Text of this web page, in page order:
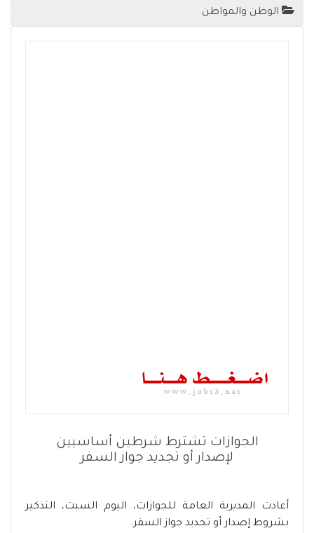
الوطن والمواطن
الجوازات تشترط شرطين أساسيين
لإصدار أو تجديد جواز السفر
أعادت المديرية العامة للجوازات، اليوم السبت، التذكير
بشروط إصدار أو تجديد جواز السفر.